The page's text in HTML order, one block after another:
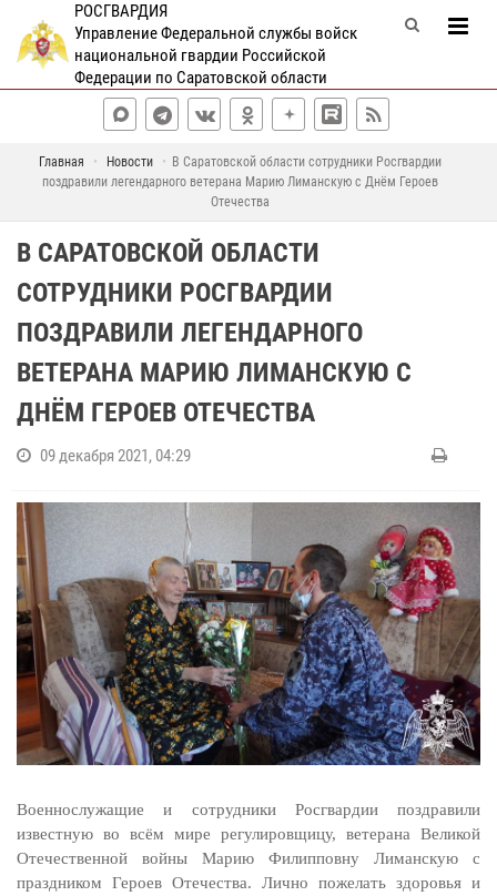
РОСГВАРДИЯ
Управление Федеральной службы войск
национальной гвардии Российской
Федерации по Саратовской области
Главная Новости
В Саратовской области сотрудники Росгвардии
поздравили легендарного ветерана Марию Лиманскую с Днём Героев
Отечества
В САРАТОВСКОЙ ОБЛАСТИ
СОТРУДНИКИ РОСГВАРДИИ
ПОЗДРАВИЛИ ЛЕГЕНДАРНОГО
ВЕТЕРАНА МАРИЮ ЛИМАНСКУЮ С
ДНЁМ ГЕРОЕВ ОТЕЧЕСТВА
09 декабря 2021, 04:29
Военнослужащие и сотрудники Росгвардии поздравили
известную во всём мире регулировщицу, ветерана Великой
Отечественной войны Марию Филипповну Лиманскую с
праздником Героев Отечества. Лично пожелать здоровья и